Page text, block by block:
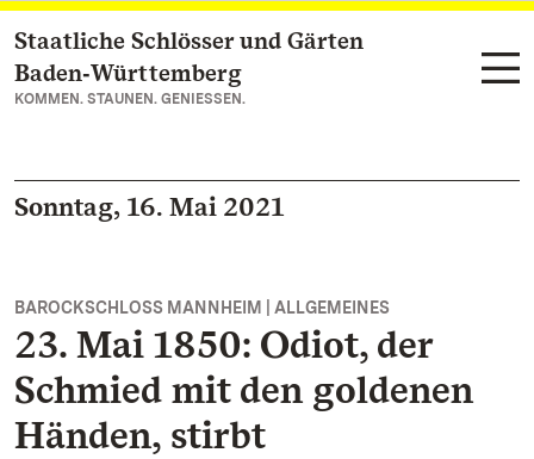
Zum Hauptinhalt springen
Staatliche Schlösser und Gärten
Baden‑Württemberg
KOMMEN. STAUNEN. GENIESSEN.
Sonntag, 16. Mai 2021
BAROCKSCHLOSS MANNHEIM | ALLGEMEINES
23. Mai 1850: Odiot, der
Schmied mit den goldenen
Händen, stirbt